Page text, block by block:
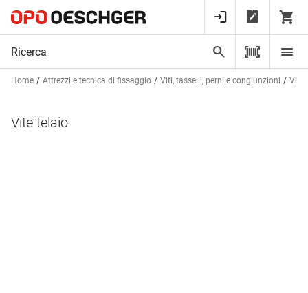
Home Attrezzi e tecnica di fissaggio Viti, tasselli, perni e congiunzioni Viti
Vite telaio